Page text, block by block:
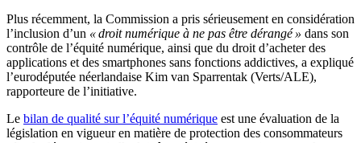
Plus récemment, la Commission a pris sérieusement en considération
l’inclusion d’un « droit numérique à ne pas être dérangé » dans son
contrôle de l’équité numérique, ainsi que du droit d’acheter des
applications et des smartphones sans fonctions addictives, a expliqué
l’eurodéputée néerlandaise Kim van Sparrentak (Verts/ALE),
rapporteure de l’initiative.
Le bilan de qualité sur l’équité numérique est une évaluation de la
législation en vigueur en matière de protection des consommateurs